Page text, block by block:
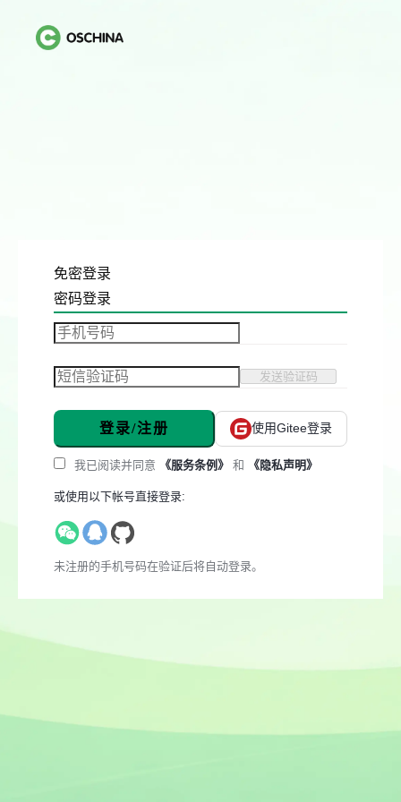
免密登录
密码登录
发送验证码
登录/注册 使用Gitee登录
我已阅读并同意 《服务条例》 和 《隐私声明》
或使用以下帐号直接登录:
未注册的手机号码在验证后将自动登录。